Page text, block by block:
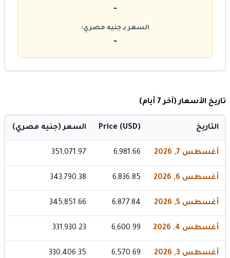
-
السعر بـ جنيه مصري:
-
تاريخ الأسعار (آخر 7 أيام)
التاريخ Price (USD) السعر (جنيه مصري)
أغسطس 7, 2026 6,981.66
351,071.97
أغسطس 6, 2026 6,836.85
343,790.38
أغسطس 5, 2026 6,877.84
345,851.66
أغسطس 4, 2026 6,600.99
331,930.23
أغسطس 3, 2026 6,570.69
330,406.35